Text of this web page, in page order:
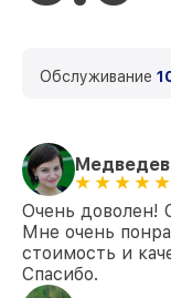
Обслуживание
Очень доволен!
Мне очень
стоимость и
Спасибо.